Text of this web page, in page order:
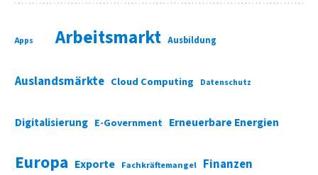
Apps Arbeitsmarkt Ausbildung
Auslandsmärkte Cloud Computing Datenschutz
Digitalisierung E-Government Erneuerbare Energien
Europa Exporte Fachkräftemangel Finanzen